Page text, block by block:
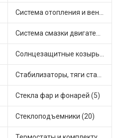
Система отопления и вентиляции (17)
Система смазки двигателя (17)
Солнцезащитные козырьки для салона автомобиля (3)
Стабилизаторы, тяги стабилизатора, стойки стабилиз (3)
Стекла фар и фонарей (5)
Стеклоподъемники (20)